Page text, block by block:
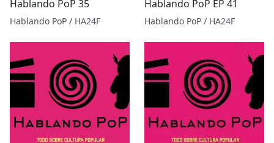
Hablando PoP 35
Hablando PoP / HA24F
Hablando PoP EP 41
Hablando PoP / HA24F